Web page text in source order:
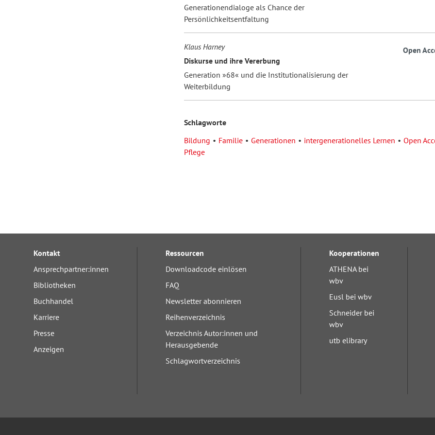
Generationendialoge als Chance der
Persönlichkeitsentfaltung
Klaus Harney
Diskurse und ihre Vererbung
Generation »68« und die Institutionalisierung der
Weiterbildung
Open
Schlagworte
Bildung
Familie Generationen intergenerationelles Lernen
Open
Pflege
Kontakt
Ansprechpartner:innen
Bibliotheken
Buchhandel
Karriere
Presse
Anzeigen
Ressourcen
Downloadcode einlösen
FAQ
Newsletter abonnieren
Reihenverzeichnis
Verzeichnis Autor:innen und
Herausgebende
Schlagwortverzeichnis
Kooperationen
ATHENA bei
wbv
Eusl bei wbv
Schneider bei
wbv
utb elibrary